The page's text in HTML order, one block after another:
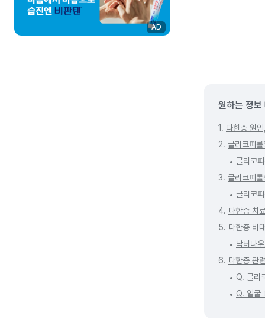
AD
원하는 정보
1. 다한증 원
2. 글리코피
글리코
3. 글리코피
글리코
4. 다한증 치
5. 다한증 비
닥터나
6. 다한증 관
Q. 글리
Q. 얼굴